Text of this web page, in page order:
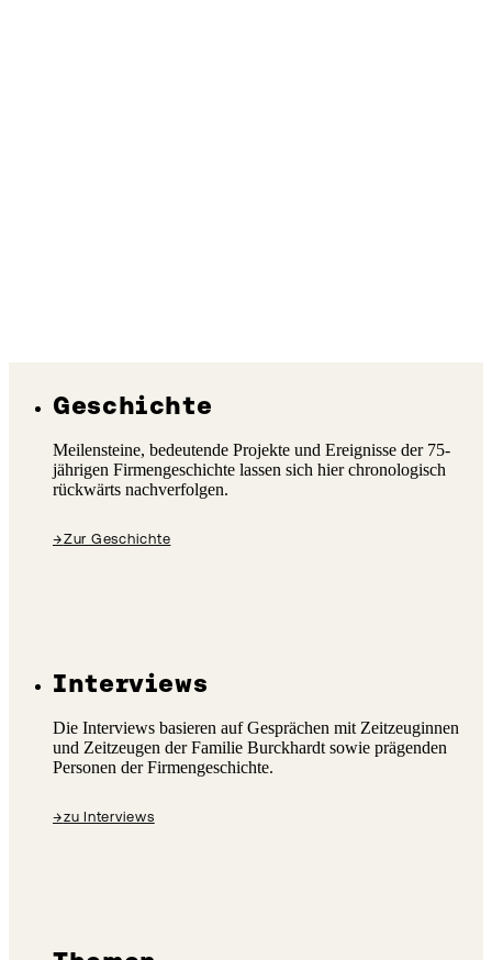
Geschichte
Meilensteine, bedeutende Projekte und Ereignisse der 75-
jährigen Firmengeschichte lassen sich hier chronologisch
rückwärts nachverfolgen.
→Zur Geschichte
Interviews
Die Interviews basieren auf Gesprächen mit Zeitzeuginnen
und Zeitzeugen der Familie Burckhardt sowie prägenden
Personen der Firmengeschichte.
→zu Interviews